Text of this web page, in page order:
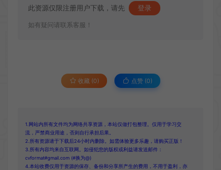
此资源仅限注册用户下载，请先 登录
如有疑问请联系客服！
收藏 (0) 点赞 (0)
1.网站内所有文件均为网络共享资源，本站仅做打包整理。仅用于学习交
流，严禁商业用途，否则自行承担后果。
2.所有资源请于下载后24小时内删除。如需体验更多乐趣，请购买正版！
3.所有内容均来自互联网。如侵犯您的版权或利益请发送邮件：
cvformat#gmail.com (#换为@)
4.本站收费仅用于资源的保存、备份和分享所产生的费用，不用于盈利，亦